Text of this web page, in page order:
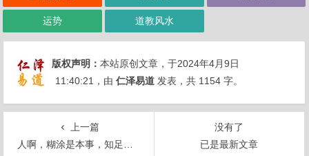
运势 道教风水
版权声明：本站原创文章，于2024年4月9日
11:40:21 ，由仁泽易道 发表，共 1154 字。
上一篇
人啊，糊涂是本事，知足是聪明
没有了
已是最新文章